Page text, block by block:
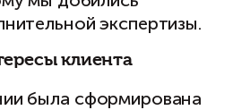
экспертизы.
клиента
была сформирована